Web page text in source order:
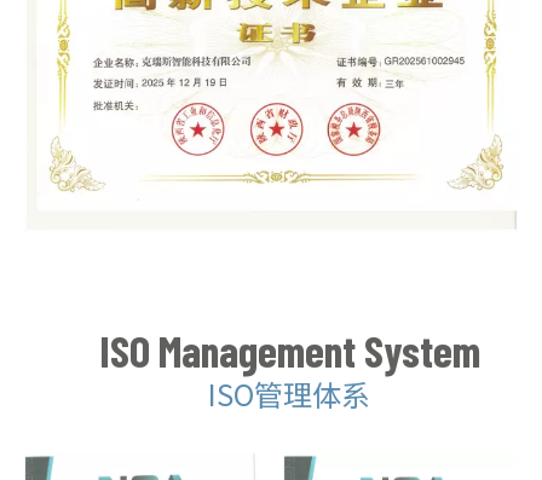
ISO Management System
ISO管理体系